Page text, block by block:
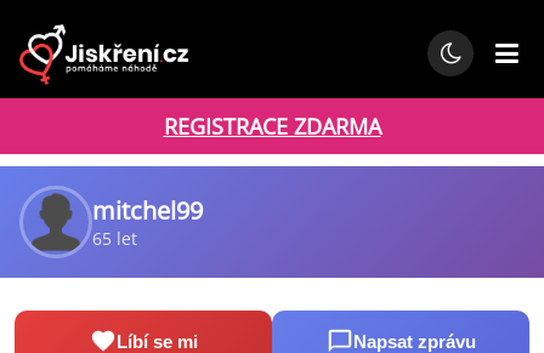
REGISTRACE ZDARMA
mitchel99
65 let
Líbí se mi Napsat zprávu